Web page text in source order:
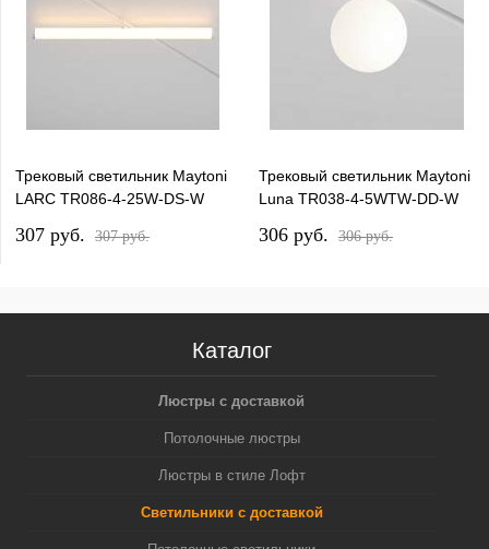
Трековый светильник Maytoni
LARC TR086-4-25W-DS-W
307 pуб. 307 pуб.
Трековый светильник Maytoni
Luna TR038-4-5WTW-DD-W
306 pуб. 306 pуб.
Каталог
Люстры с доставкой
Потолочные люстры
Люстры в стиле Лофт
Светильники с доставкой